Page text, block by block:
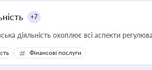
+7
діяльність охоплює всі аспекти
Фінансові послуги